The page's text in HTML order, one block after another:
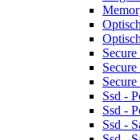
Ssd -
Ssd -
Ssd -